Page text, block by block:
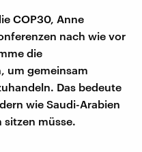
COP30, Anne
nach wie vor
die
um gemeinsam
Das bedeute
wie Saudi-Arabien
sitzen müsse.